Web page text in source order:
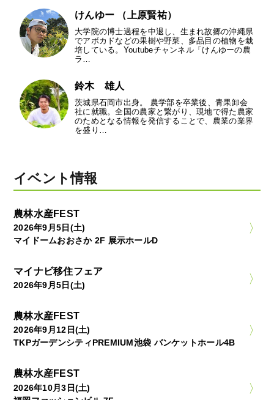
けんゆー （上原賢祐）
大学院の博士過程を中退し、生まれ故郷の沖縄県
でアボカドなどの果樹や野菜、多品目の植物を栽
培している。Youtubeチャンネル「けんゆーの農
ラ…
鈴木 雄人
茨城県石岡市出身。 農学部を卒業後、青果卸会
社に就職。全国の農家と繋がり、現地で得た農家
のためとなる情報を発信することで、農業の業界
を盛り…
イベント情報
農林水産FEST
2026年9月5日(土)
マイドームおおさか 2F 展示ホールD
マイナビ移住フェア
2026年9月5日(土)
農林水産FEST
2026年9月12日(土)
TKPガーデンシティPREMIUM池袋 バンケットホール4B
農林水産FEST
2026年10月3日(土)